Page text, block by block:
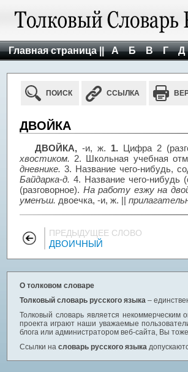
Главная страница || А Б В Г Д
ПОИСК ССЫЛКА
ДВОЙКА
ДВОЙКА, -и, ж. 1. Цифра 2
хвостиком. 2. Школьная учебная
дневнике. 3. Название чего-нибудь,
Байдарка-д. 4. Название чего-нибудь
(разговорное). На работу езжу на
уменъш. двоечка, -и, ж. ||
ПРЕДЫДУЩЕЕ СЛОВО
ДВОИЧНЫЙ
О толковом словаре
Толковый словарь русского языка –
Толковый словарь является некоммерческим
проекта играют наши уважаемые
блога или администратором веб-сайта, Вы
Ссылки на словарь русского языка